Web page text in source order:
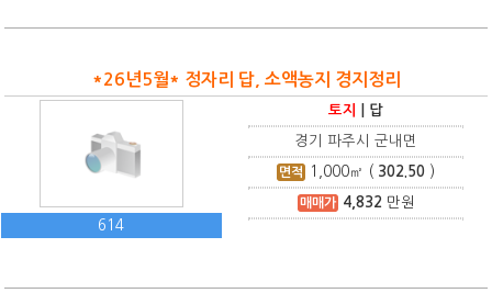
*26년5월* 정자리 답, 소액농지 경지정리
614
토지 답
경기 파주시 군내면
면적 1,000㎡ ( 302.50 )
매매가 4,832 만원